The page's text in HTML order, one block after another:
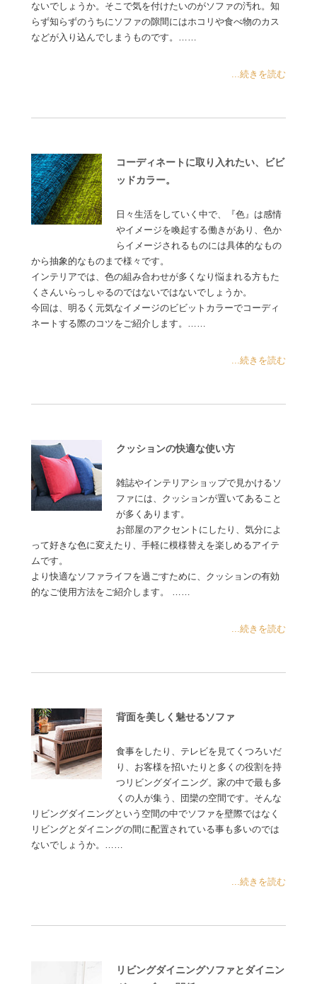
ないでしょうか。そこで気を付けたいのがソファの汚れ。知
らず知らずのうちにソファの隙間にはホコリや食べ物のカス
などが入り込んでしまうものです。……
...続きを読む
コーディネートに取り入れたい、ビビ
ッドカラー。
日々生活をしていく中で、『色』は感情
やイメージを喚起する働きがあり、色か
らイメージされるものには具体的なもの
から抽象的なものまで様々です。
インテリアでは、色の組み合わせが多くなり悩まれる方もた
くさんいらっしゃるのではないではないでしょうか。
今回は、明るく元気なイメージのビビットカラーでコーディ
ネートする際のコツをご紹介します。……
...続きを読む
クッションの快適な使い方
雑誌やインテリアショップで見かけるソ
ファには、クッションが置いてあること
が多くあります。
お部屋のアクセントにしたり、気分によ
って好きな色に変えたり、手軽に模様替えを楽しめるアイテ
ムです。
より快適なソファライフを過ごすために、クッションの有効
的なご使用方法をご紹介します。 ……
...続きを読む
背面を美しく魅せるソファ
食事をしたり、テレビを見てくつろいだ
り、お客様を招いたりと多くの役割を持
つリビングダイニング。家の中で最も多
くの人が集う、団欒の空間です。そんな
リビングダイニングという空間の中でソファを壁際ではなく
リビングとダイニングの間に配置されている事も多いのでは
ないでしょうか。……
...続きを読む
リビングダイニングソファとダイニン